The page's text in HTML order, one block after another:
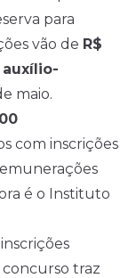
para
vão de R$
auxílio-
maio.
com inscrições
é o Instituto
concurso traz